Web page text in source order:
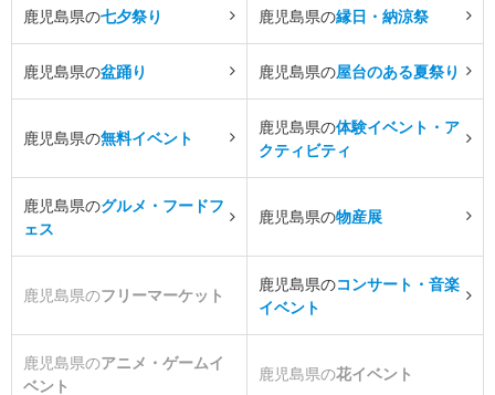
鹿児島県の七夕祭り 鹿児島県の縁日・納涼祭
鹿児島県の盆踊り 鹿児島県の屋台のある夏祭り
鹿児島県の無料イベント
鹿児島県の体験イベント・ア
クティビティ
鹿児島県のグルメ・フードフ
ェス
鹿児島県の物産展
鹿児島県のフリーマーケット
鹿児島県のコンサート・音楽
イベント
鹿児島県のアニメ・ゲームイ
ベント
鹿児島県の花イベント